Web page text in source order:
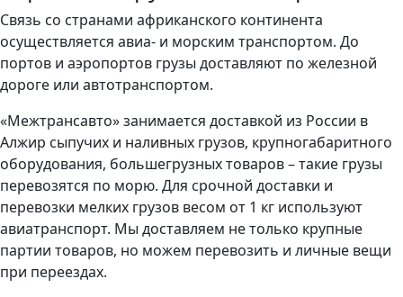
Связь со странами африканского континента
осуществляется авиа- и морским транспортом. До
портов и аэропортов грузы доставляют по железной
дороге или автотранспортом.
«Межтрансавто» занимается доставкой из России в
Алжир сыпучих и наливных грузов, крупногабаритного
оборудования, большегрузных товаров – такие грузы
перевозятся по морю. Для срочной доставки и
перевозки мелких грузов весом от 1 кг используют
авиатранспорт. Мы доставляем не только крупные
партии товаров, но можем перевозить и личные вещи
при переездах.